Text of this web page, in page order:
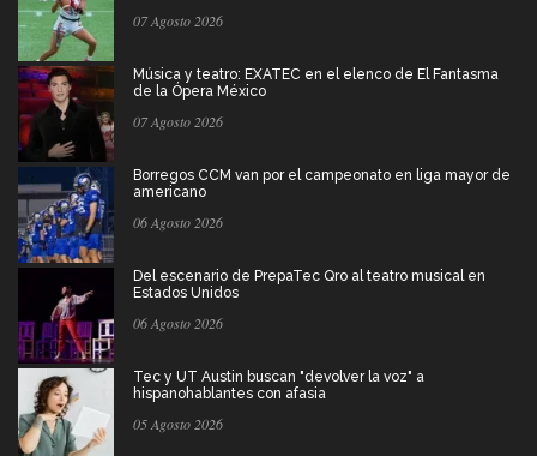
07 Agosto 2026
Música y teatro: EXATEC en el elenco de El Fantasma
de la Ópera México
07 Agosto 2026
Borregos CCM van por el campeonato en liga mayor de
americano
06 Agosto 2026
Del escenario de PrepaTec Qro al teatro musical en
Estados Unidos
06 Agosto 2026
Tec y UT Austin buscan "devolver la voz" a
hispanohablantes con afasia
05 Agosto 2026